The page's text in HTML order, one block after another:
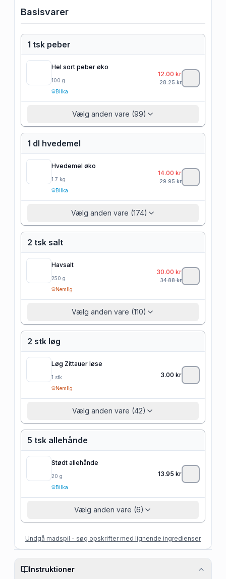
Basisvarer
1 tsk peber
Hel sort peber øko
100 g
Bilka
12.00 kr
28.25kr
Vælg anden vare (99)
1 dl hvedemel
Hvedemel øko
1.7 kg
Bilka
14.00 kr
29.95kr
Vælg anden vare (174)
2 tsk salt
Havsalt
250 g
Nemlig
30.00 kr
34.88kr
Vælg anden vare (110)
2 stk løg
Løg Zittauer løse
1 stk
Nemlig
3.00 kr
Vælg anden vare (42)
5 tsk allehånde
Stødt allehånde
20 g
Bilka
13.95 kr
Vælg anden vare (6)
Undgå madspil - søg opskrifter med lignende ingredienser
Instruktioner